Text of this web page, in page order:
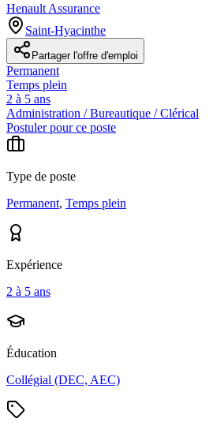
Henault Assurance
Saint-Hyacinthe
Partager l'offre d'emploi
Permanent
Temps plein
2 à 5 ans
Administration / Bureautique / Clérical
Postuler pour ce poste
Type de poste
Permanent, Temps plein
Expérience
2 à 5 ans
Éducation
Collégial (DEC, AEC)